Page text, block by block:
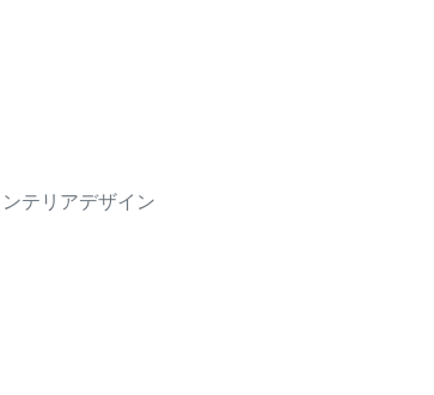
テリアデザイン